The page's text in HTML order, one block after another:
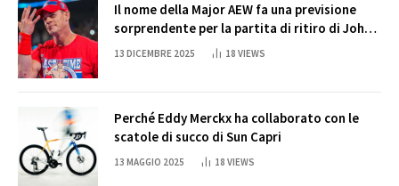
Il nome della Major AEW fa una previsione
sorprendente per la partita di ritiro di John
Cena
13 DICEMBRE 2025 18 VIEWS
Perché Eddy Merckx ha collaborato con le
scatole di succo di Sun Capri
13 MAGGIO 2025 18 VIEWS